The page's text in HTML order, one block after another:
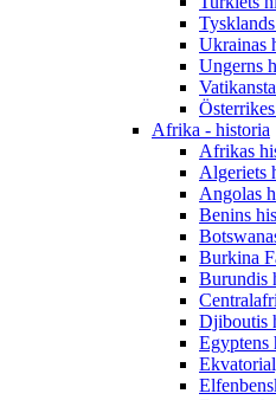
Ukrainas
Ungerns
Afrika - historia
Afrikas
Algeriets
Angolas
Benins
Burkina
Burundis
Djiboutis
Egyptens